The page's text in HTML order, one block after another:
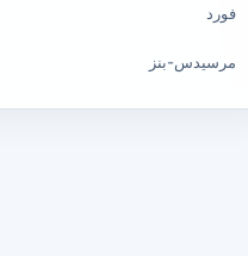
فورد
مرسيدس-بنز